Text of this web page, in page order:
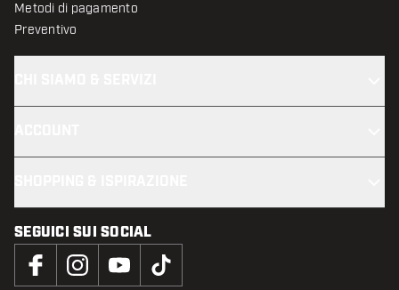
Metodi di pagamento
Preventivo
SEGUICI SUI SOCIAL